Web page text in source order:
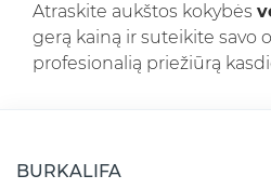
Atraskite aukštos kokybės
gerą kainą ir suteikite savo
profesionalią priežiūrą
BURKALIFA